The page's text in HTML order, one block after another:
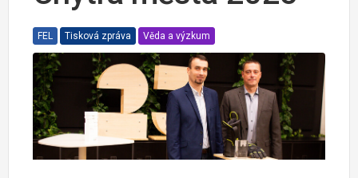
FEL Tisková zpráva Věda a výzkum